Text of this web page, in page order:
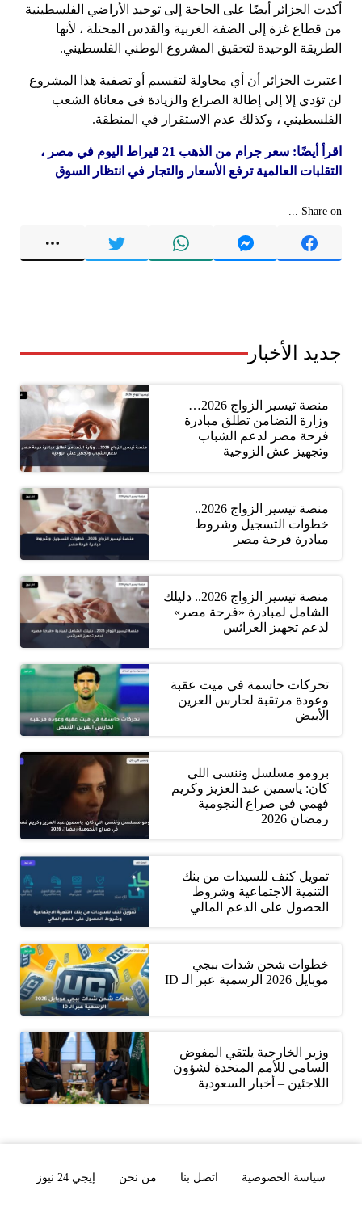
أكدت الجزائر أيضًا على الحاجة إلى توحيد الأراضي الفلسطينية
من قطاع غزة إلى الضفة الغربية والقدس المحتلة ، لأنها
الطريقة الوحيدة لتحقيق المشروع الوطني الفلسطيني.
اعتبرت الجزائر أن أي محاولة لتقسيم أو تصفية هذا المشروع
لن تؤدي إلا إلى إطالة الصراع والزيادة في معاناة الشعب
الفلسطيني ، وكذلك عدم الاستقرار في المنطقة.
اقرأ أيضًا: سعر جرام من الذهب 21 قيراط اليوم في مصر ،
التقلبات العالمية ترفع الأسعار والتجار في انتظار السوق
Share on ...
جديد الأخبار
منصة تيسير الزواج 2026…
وزارة التضامن تطلق مبادرة
فرحة مصر لدعم الشباب
وتجهيز عش الزوجية
منصة تيسير الزواج 2026..
خطوات التسجيل وشروط
مبادرة فرحة مصر
منصة تيسير الزواج 2026.. دليلك
الشامل لمبادرة «فرحة مصر»
لدعم تجهيز العرائس
تحركات حاسمة في ميت عقبة
وعودة مرتقبة لحارس العرين
الأبيض
برومو مسلسل وننسى اللي
كان: ياسمين عبد العزيز وكريم
فهمي في صراع النجومية
رمضان 2026
تمويل كنف للسيدات من بنك
التنمية الاجتماعية وشروط
الحصول على الدعم المالي
خطوات شحن شدات ببجي
موبايل 2026 الرسمية عبر الـ ID
وزير الخارجية يلتقي المفوض
السامي للأمم المتحدة لشؤون
اللاجئين – أخبار السعودية
سياسة الخصوصية اتصل بنا من نحن إيجي 24 نيوز